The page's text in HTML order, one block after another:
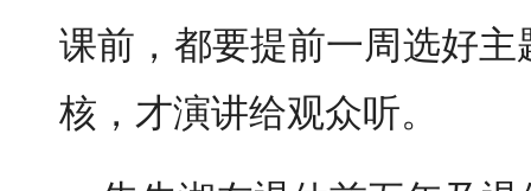
课前，都要提前一周选好
核，才演讲给观众听。